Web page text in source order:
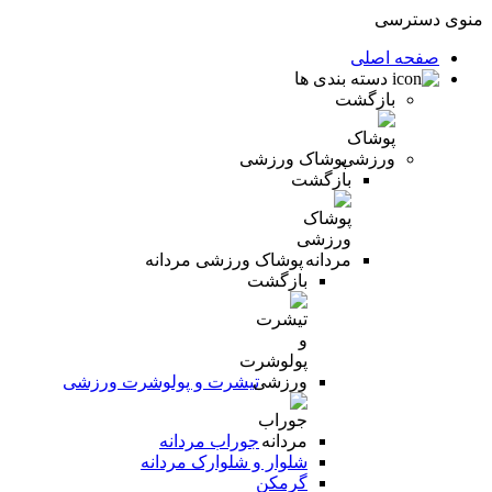
منوی دسترسی
صفحه اصلی
دسته بندی ها
بازگشت
پوشاک ورزشی
بازگشت
پوشاک ورزشی مردانه
بازگشت
تیشرت و پولوشرت ورزشی
جوراب مردانه
شلوار و شلوارک مردانه
گرمکن